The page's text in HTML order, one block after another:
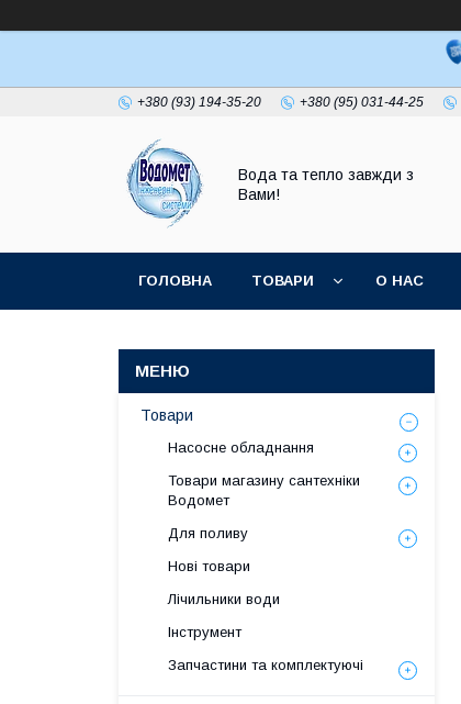
+380 (93) 194-35-20 +380 (95) 031-44-25
Вода та тепло завжди з
Вами!
ГОЛОВНА ТОВАРИ О НАС
Товари
Насосне обладнання
Товари магазину сантехніки
Водомет
Для поливу
Нові товари
Лічильники води
Інструмент
Запчастини та комплектуючі